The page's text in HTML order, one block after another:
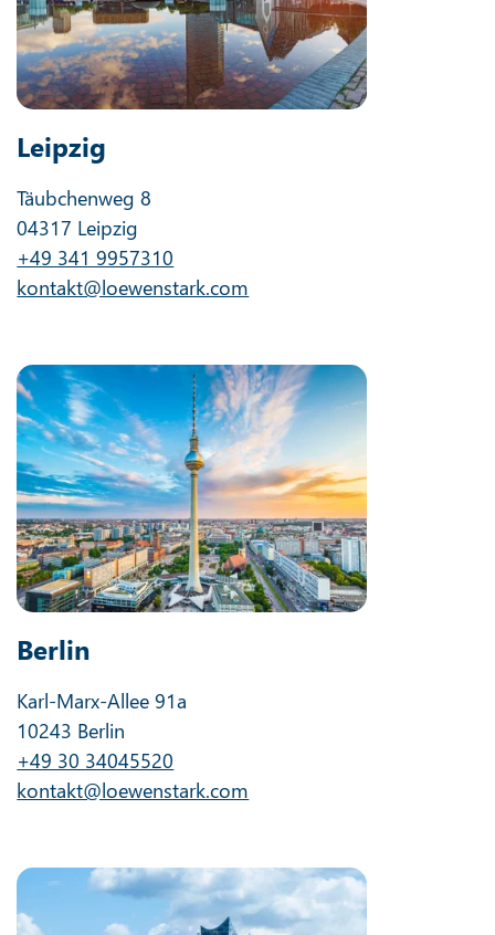
Leipzig
Täubchenweg 8
04317 Leipzig
+49 341 9957310
kontakt@loewenstark.com
Berlin
Karl-Marx-Allee 91a
10243 Berlin
+49 30 34045520
kontakt@loewenstark.com